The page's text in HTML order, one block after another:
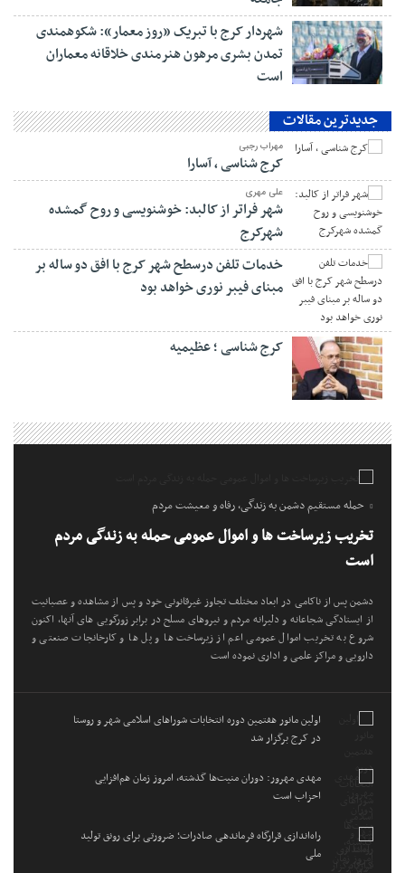
شهردار کرج با تبریک «روز معمار»: شکوهمندی
تمدن بشری مرهون هنرمندی خلاقانه معماران
است
جدیدترین مقالات
مهراب رجبی
کرج شناسی ، آسارا
علی مهری
شهر فراتر از کالبد: خوشنویسی و روح گمشده
شهرکرج
خدمات تلفن درسطح شهر کرج با افق دو ساله بر
مبنای فیبر نوری خواهد بود
کرج شناسی ؛ عظیمیه
حمله مستقیم دشمن به زندگی، رفاه و معیشت مردم
تخریب زیرساخت ها و اموال عمومی حمله به زندگی مردم
است
دشمن پس از ناکامی در ابعاد مختلف تجاوز غیرقانونی خود و پس از مشاهده و عصبانیت
از ایستادگی شجاعانه و دلیرانه مردم و نیروهای مسلح در برابر زورگویی های آنها، اکنون
شروع به تخریب اموال عمومی اعم از زیرساخت ها و پل ها و کارخانجات صنعتی و
دارویی و مراکز علمی و اداری نموده است
اولین مانور هفتمین دوره انتخابات شوراهای اسلامی شهر و روستا
در کرج برگزار شد
مهدی مهرور: دوران منیت‌ها گذشته، امروز زمان هم‌افزایی
احزاب است
راه‌اندازی قرارگاه فرماندهی صادرات؛ ضرورتی برای رونق تولید
ملی